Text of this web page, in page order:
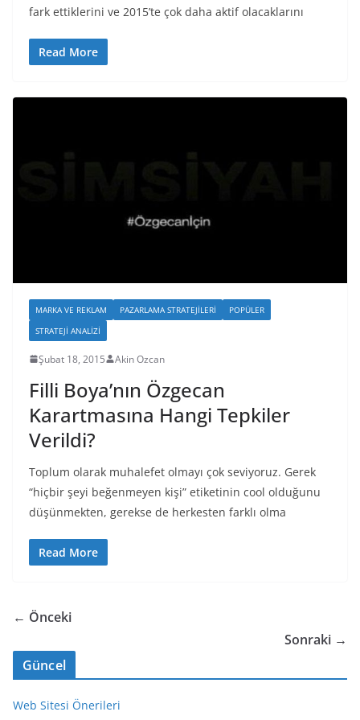
fark ettiklerini ve 2015’te çok daha aktif olacaklarını
Read More
MARKA VE REKLAM PAZARLAMA STRATEJILERI
POPÜLER
STRATEJI ANALIZI
Şubat 18, 2015 Akin Ozcan
Filli Boya’nın Özgecan
Karartmasına Hangi Tepkiler
Verildi?
Toplum olarak muhalefet olmayı çok seviyoruz. Gerek
“hiçbir şeyi beğenmeyen kişi” etiketinin cool olduğunu
düşünmekten, gerekse de herkesten farklı olma
Read More
← Önceki
Sonraki →
Güncel
Web Sitesi Önerileri